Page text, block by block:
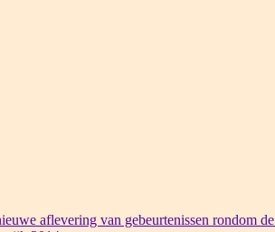
aflevering van gebeurtenissen rondom